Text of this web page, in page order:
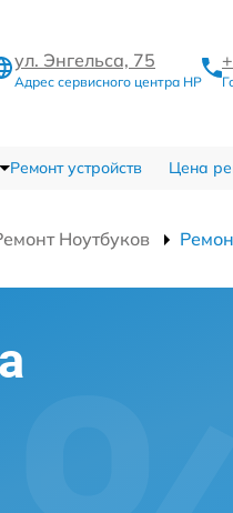
ул. Энгельса, 75
Адрес сервисного центра HP
Ремонт устройств Цена
Ноутбуков